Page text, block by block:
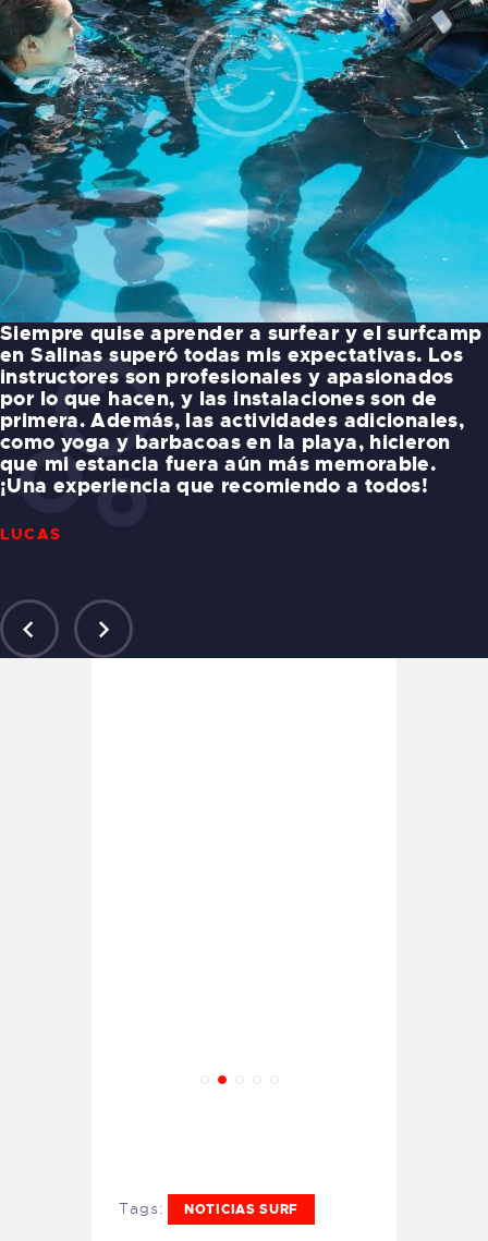
Siempre quise aprender a surfear y el surfcamp
en Salinas superó todas mis expectativas. Los
instructores son profesionales y apasionados
por lo que hacen, y las instalaciones son de
primera. Además, las actividades adicionales,
como yoga y barbacoas en la playa, hicieron
que mi estancia fuera aún más memorable.
¡Una experiencia que recomiendo a todos!
LUCAS
Tags: NOTICIAS SURF